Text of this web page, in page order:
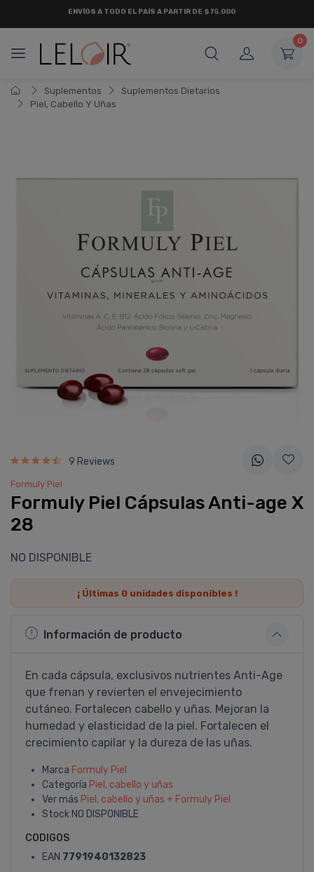
¡ HASTA 6 CUOTAS SIN INTERÉSY 18 CUOTAS FIJAS !
0
Suplementos
Suplementos Dietarios
Piel, Cabello Y Uñas
9 Reviews
Formuly Piel
Formuly Piel Cápsulas Anti-age X
28
NO DISPONIBLE
¡ Últimas 0unidades disponibles !
Información de producto
En cada cápsula, exclusivos nutrientes Anti-Age
que frenan y revierten el envejecimiento
cutáneo. Fortalecen cabello y uñas. Mejoran la
humedad y elasticidad de la piel. Fortalecen el
crecimiento capilar y la dureza de las uñas.
Marca Formuly Piel
Categoría Piel, cabello y uñas
Ver más Piel, cabello y uñas + Formuly Piel
Stock NO DISPONIBLE
CODIGOS
EAN 7791940132823